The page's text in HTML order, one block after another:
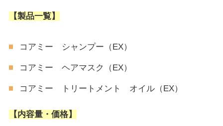
【製品一覧】
コアミー シャンプー（EX）
コアミー ヘアマスク（EX）
コアミー トリートメント オイル（EX）
【内容量・価格】